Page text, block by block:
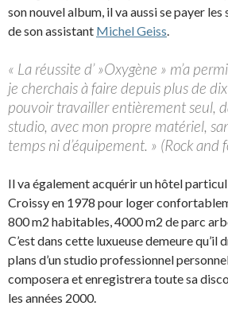
son nouvel album, il va aussi se payer
de son assistant Michel Geiss.
« La réussite d’ »Oxygène » m’a
je cherchais à faire depuis plus de dix
pouvoir travailler entièrement seul,
studio, avec mon propre matériel,
temps ni d’équipement. » (Rock
Il va également acquérir un hôtel
Croissy en 1978 pour loger
800 m2 habitables, 4000 m2 de parc
C’est dans cette luxueuse demeure qu’il
plans d’un studio professionnel
composera et enregistrera toute sa
les années 2000.